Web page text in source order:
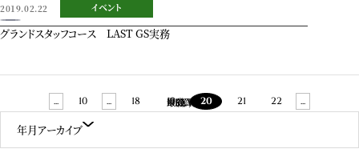
年月アーカイブ
2019.02.22 イベント
グランドスタッフコース LAST GS実務
« 先頭
PREV
... 10 ... 18 19 20 21 22 ...
NEXT
最後 »